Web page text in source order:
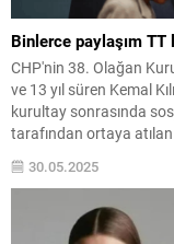
Binlerce paylaşım
CHP'nin 38. Olağan
ve 13 yıl süren Kemal
kurultay sonrasında
tarafından ortaya
30.05.2025